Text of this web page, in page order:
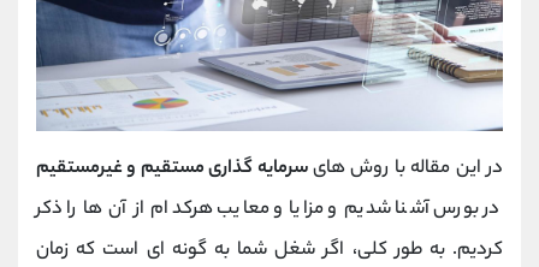
در این مقاله با روش هایسرمایه گذاری مستقیم و غیرمستقیم
در بورس آشنا شدیم و مزایا و معایب هرکدام از آن ها را ذکر
کردیم. به طور کلی، اگر شغل شما به گونه ای است که زمان